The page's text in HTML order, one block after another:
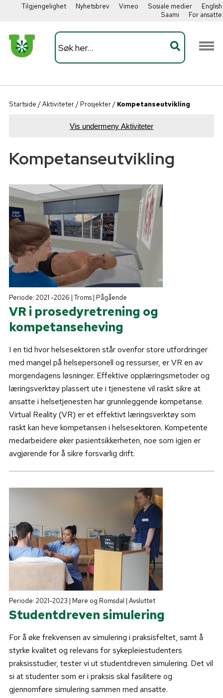
Tilgjengelighet Nyhetsbrev Vimeo Sosiale medier
English
Saami
For ansatte
Startside /Aktiviteter/ Prosjekter/ Kompetanseutvikling
Vis undermeny Aktiviteter
Kompetanseutvikling
Periode: 2021 -2026 | Troms | Pågående
VR i prosedyretrening og
kompetanseheving
I en tid hvor helsesektoren står ovenfor store utfordringer
med mangel på helsepersonell og ressurser, er VR en av
morgendagens løsninger. Effektive opplæringsmetoder og
læringsverktøy plassert ute i tjenestene vil raskt sikre at
ansatte i helsetjenesten har grunnleggende kompetanse.
Virtual Reality (VR) er et effektivt læringsverktøy som
raskt kan heve kompetansen i helsesektoren. Kompetente
medarbeidere øker pasientsikkerheten, noe som igjen er
avgjørende for å sikre forsvarlig drift.
Periode: 2021-2023 | Møre og Romsdal | Avsluttet
Studentdreven simulering
For å øke frekvensen av simulering i praksisfeltet, samt å
styrke kvalitet og relevans for sykepleiestudenters
praksisstudier, tester vi ut studentdreven simulering. Det vil
si at studenter som er i praksis skal fasilitere og
gjennomføre simulering sammen med ansatte.